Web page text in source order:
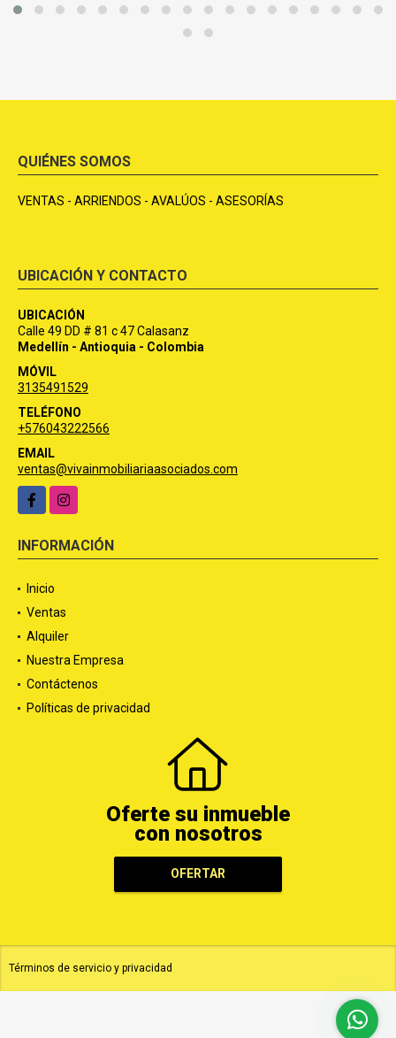
QUIÉNES SOMOS
VENTAS - ARRIENDOS - AVALÚOS - ASESORÍAS
UBICACIÓN Y CONTACTO
UBICACIÓN
Calle 49 DD # 81 c 47 Calasanz
Medellín - Antioquia - Colombia
MÓVIL
3135491529
TELÉFONO
+576043222566
EMAIL
ventas@vivainmobiliariaasociados.com
FacebookInstagram
INFORMACIÓN
Inicio
Ventas
Alquiler
Nuestra Empresa
Contáctenos
Políticas de privacidad
Oferte su inmueble
con nosotros
OFERTAR
Términos de servicio y privacidad